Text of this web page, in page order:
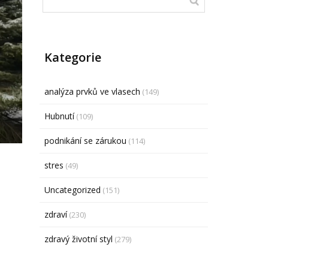
Kategorie
analýza prvků ve vlasech (149)
Hubnutí(109)
podnikání se zárukou (114)
stres (49)
Uncategorized (151)
zdraví(230)
zdravý životní styl (279)